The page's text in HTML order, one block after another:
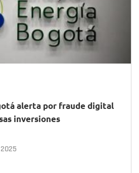
alerta por fraude digital
inversiones